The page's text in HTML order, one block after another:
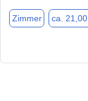
Zimmer ca. 21,00